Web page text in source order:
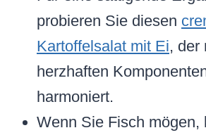
probieren Sie diesen
Kartoffelsalat mit Ei, der
herzhaften
harmoniert.
Wenn Sie Fisch mögen,